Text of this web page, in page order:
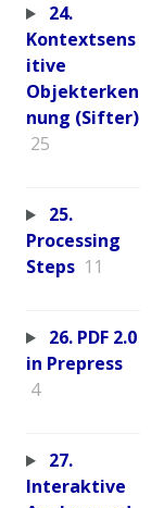
24.
Kontextsens
itive
Objekterken
nung (Sifter)
25
25.
Processing
Steps 11
26. PDF 2.0
in Prepress
4
27.
Interaktive